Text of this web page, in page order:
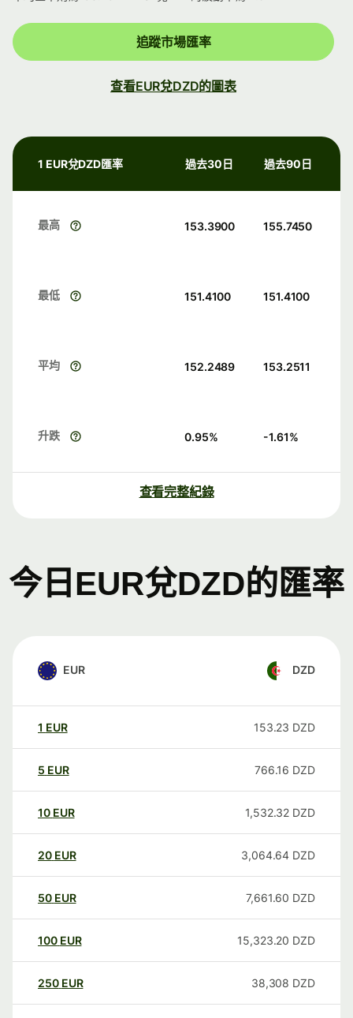
追蹤市場匯率
查看EUR兌DZD的圖表
1 EUR兌DZD匯率 過去30日 過去90日
最高 153.3900 155.7450
最低 151.4100 151.4100
平均 152.2489 153.2511
升跌 0.95% -1.61%
查看完整紀錄
今日EUR兌DZD的匯率
EUR DZD
1 EUR 153.23 DZD
5 EUR 766.16 DZD
10 EUR 1,532.32 DZD
20 EUR 3,064.64 DZD
50 EUR 7,661.60 DZD
100 EUR 15,323.20 DZD
250 EUR 38,308 DZD